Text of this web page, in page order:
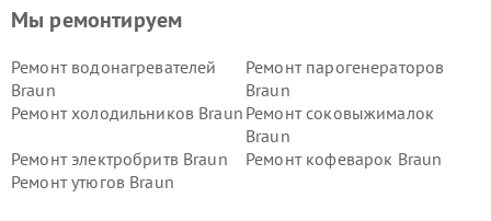
Мы ремонтируем
Ремонт водонагревателей
Braun
Ремонт парогенераторов
Braun
Ремонт холодильников Braun Ремонт соковыжималок
Braun
Ремонт электробритв Braun
Ремонт кофеварок Braun
Ремонт утюгов Braun